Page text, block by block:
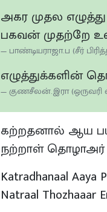
அகர முதல
பகவன் முதற்றே
பாண்டியராஜா.ப (சீர்
எழுத்துக்களின்
குணசீலன்.இரா (ஒருவரி
கற்றதனால் ஆய
நற்றாள்
Katradhanaal Aaya
Natraal Thozhaaar